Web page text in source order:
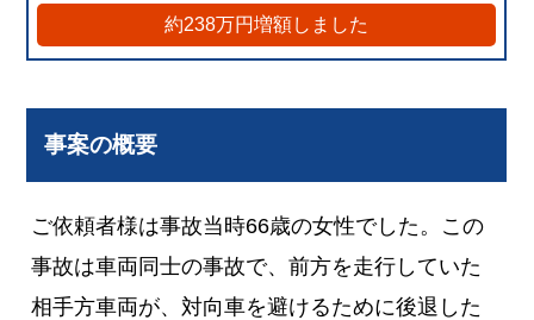
約238万円増額しました
事案の概要
ご依頼者様は事故当時66歳の女性でした。この
事故は車両同士の事故で、前方を走行していた
相手方車両が、対向車を避けるために後退した